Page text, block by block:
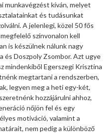
munkavégzést kíván, melyet
és tudásunkat
A jelenlegi, közel 50 fős
színvonalon kell
is készülnek nálunk nagy
Doszpoly Zsombor. Azt ugye
mindenkiből Egerszegi Krisztina
megtartani a rendszerben,
legyen meg a heti egy-két,
hozzájárulni ahhoz,
nőjön fel és egy
motiváció, valamint a
nem pedig a különböző